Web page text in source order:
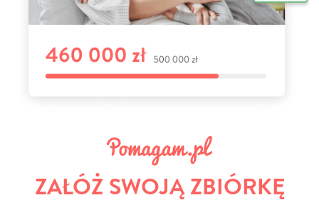
ZAŁÓŻ SWOJĄ ZBIÓRKĘ